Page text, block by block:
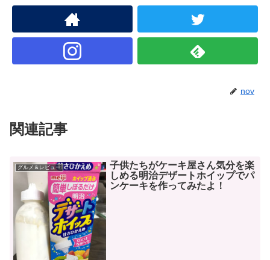
nov
関連記事
グルメ＆レビュー
子供たちがケーキ屋さん気分を楽
しめる明治デザートホイップでパ
ンケーキを作ってみたよ！